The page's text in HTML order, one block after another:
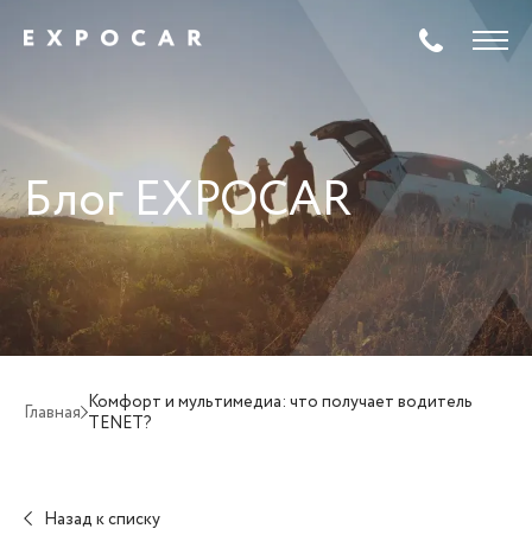
Блог EXPOCAR
Главная Комфорт и мультимедиа: что получает водитель
TENET?
Назад к списку